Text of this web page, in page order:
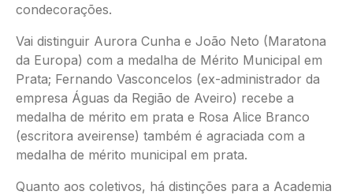
condecorações.
Vai distinguir Aurora Cunha e João Neto (Maratona
da Europa) com a medalha de Mérito Municipal em
Prata; Fernando Vasconcelos (ex-administrador da
empresa Águas da Região de Aveiro) recebe a
medalha de mérito em prata e Rosa Alice Branco
(escritora aveirense) também é agraciada com a
medalha de mérito municipal em prata.
Quanto aos coletivos, há distinções para a Academia